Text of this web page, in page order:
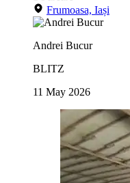
Frumoasa, Iași
Andrei Bucur
BLITZ
11 May 2026